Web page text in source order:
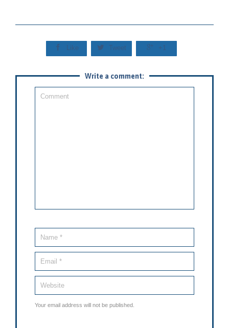
 Like  Tweet  +1
Write a comment:
Your email address will not be published.